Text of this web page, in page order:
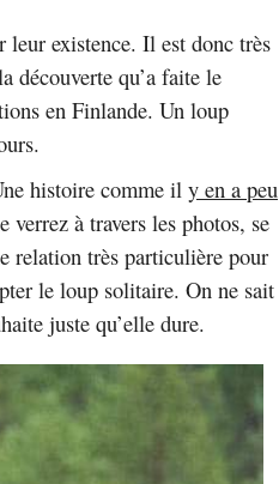
leur existence. Il est donc très
découverte qu’a faite le
en Finlande. Un loup
histoire comme ily en a peu
verrez à travers les photos, se
relation très particulière pour
le loup solitaire. On ne sait
juste qu’elle dure.